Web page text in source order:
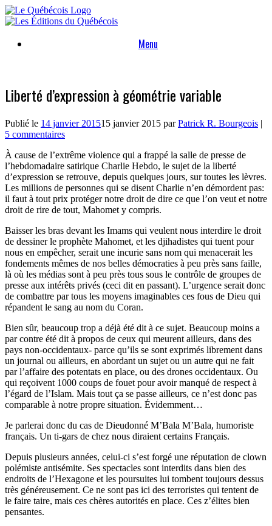
Skip
to
Menu
Liberté d’expression à géométrie variable
Publié le 14 janvier 201515 janvier 2015 parPatrick R. Bourgeois |
5 commentaires
À cause de l’extrême violence qui a frappé la salle de presse de
l’hebdomadaire satirique Charlie Hebdo, le sujet de la liberté
d’expression se retrouve, depuis quelques jours, sur toutes les lèvres.
Les millions de personnes qui se disent Charlie n’en démordent pas:
il faut à tout prix protéger notre droit de dire ce que l’on veut et notre
droit de rire de tout, Mahomet y compris.
Baisser les bras devant les Imams qui veulent nous interdire le droit
de dessiner le prophète Mahomet, et les djihadistes qui tuent pour
nous en empêcher, serait une incurie sans nom qui menacerait les
fondements mêmes de nos belles démocraties à peu près sans faille,
là où les médias sont à peu près tous sous le contrôle de groupes de
presse aux intérêts privés (ceci dit en passant). L’urgence serait donc
de combattre par tous les moyens imaginables ces fous de Dieu qui
répandent le sang au nom du Coran.
Bien sûr, beaucoup trop a déjà été dit à ce sujet. Beaucoup moins a
par contre été dit à propos de ceux qui meurent ailleurs, dans des
pays non-occidentaux- parce qu’ils se sont exprimés librement dans
un journal ou ailleurs, en abordant un sujet ou un autre qui ne fait
par l’affaire des potentats en place, ou des drones occidentaux. Ou
qui reçoivent 1000 coups de fouet pour avoir manqué de respect à
l’égard de l’Islam. Mais tout ça se passe ailleurs, ce n’est donc pas
comparable à notre propre situation. Évidemment…
Je parlerai donc du cas de Dieudonné M’Bala M’Bala, humoriste
français. Un ti-gars de chez nous diraient certains Français.
Depuis plusieurs années, celui-ci s’est forgé une réputation de clown
polémiste antisémite. Ses spectacles sont interdits dans bien des
endroits de l’Hexagone et les poursuites lui tombent toujours dessus
très généreusement. Ce ne sont pas ici des terroristes qui tentent de
le faire taire, mais ces chères autorités en place. Ces z’élites bien
pensantes.